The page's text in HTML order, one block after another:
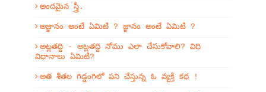
అందమైన స్త్రీ.
అజ్ఞానం అంటే ఏమిటి ? జ్ఞానం అంటే ఏమిటి ?
అట్లతద్ది - అట్లతద్ది నోము ఎలా చేసుకోవాలి? విధి
విధానాలు ఏమిటి?
అతి శీతల గిడ్డంగిలో పని చేస్తున్న ఓ వ్యక్తి కథ !